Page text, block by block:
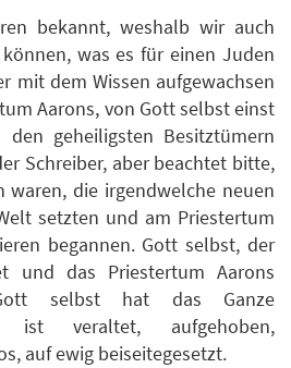
bekannt, weshalb wir auch
was es für einen Juden
mit dem Wissen aufgewachsen
Aarons, von Gott selbst einst
geheiligsten Besitztümern
Schreiber, aber beachtet bitte,
waren, die irgendwelche neuen
setzten und am Priestertum
begannen. Gott selbst, der
und das Priestertum Aarons
selbst hat das Ganze
ist veraltet, aufgehoben,
auf ewig beiseitegesetzt.